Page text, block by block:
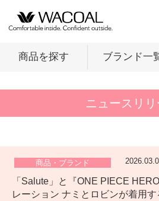
商品を探す ブランド一
店舗検索
ニュースリリ
商品・ブランド
「Salute」と『ONE PIECE
レーション ナミとロビンが着用